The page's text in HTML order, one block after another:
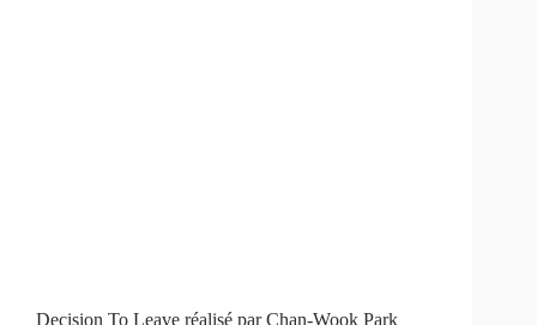
Decision To Leave réalisé par Chan-Wook Park